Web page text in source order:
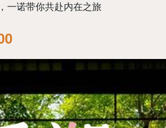
一诺带你共赴内在之旅